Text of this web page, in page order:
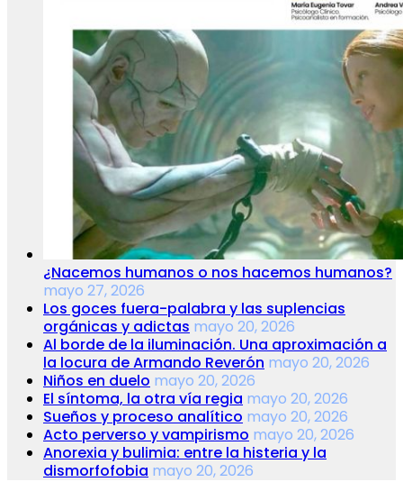
¿Nacemos humanos o nos hacemos humanos?
mayo 27, 2026
Los goces fuera-palabra y las suplencias
orgánicas y adictas mayo 20, 2026
Al borde de la iluminación. Una aproximación a
la locura de Armando Reverón mayo 20, 2026
Niños en duelo mayo 20, 2026
El síntoma, la otra vía regia mayo 20, 2026
Sueños y proceso analítico mayo 20, 2026
Acto perverso y vampirismo mayo 20, 2026
Anorexia y bulimia: entre la histeria y la
dismorfofobia mayo 20, 2026